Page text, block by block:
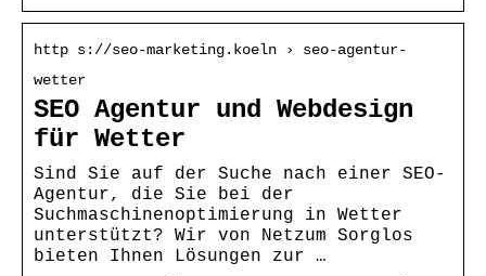
http s://seo-marketing.koeln › seo-agentur-
wetter
SEO Agentur und Webdesign
für Wetter
Sind Sie auf der Suche nach einer SEO-
Agentur, die Sie bei der
Suchmaschinenoptimierung in Wetter
unterstützt? Wir von Netzum Sorglos
bieten Ihnen Lösungen zur …